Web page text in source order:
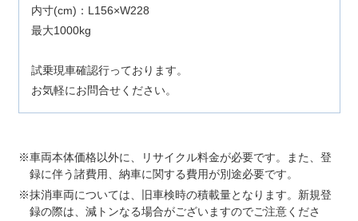
内寸(cm)：L156×W228
最大1000kg
試乗現車確認行っております。
お気軽にお問合せください。
車両本体価格以外に、リサイクル料金が必要です。また、登
録に伴う諸費用、納車に関する費用が別途必要です。
抹消車両については、旧車検時の積載量となります。新規登
録の際は、減トンなる場合がございますのでご注意くださ